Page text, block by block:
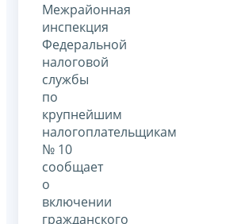
Межрайонная
инспекция
Федеральной
налоговой
службы
по
крупнейшим
налогоплательщикам
№ 10
сообщает
о
включении
гражданского